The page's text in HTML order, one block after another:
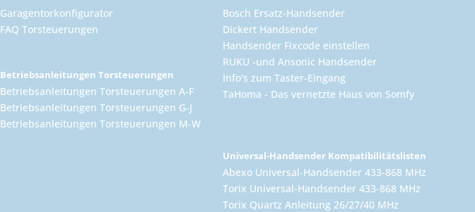
Garagentorkonfigurator
FAQ Torsteuerungen
Betriebsanleitungen Torsteuerungen
Betriebsanleitungen Torsteuerungen A-F
Betriebsanleitungen Torsteuerungen G-J
Betriebsanleitungen Torsteuerungen M-W
Bosch Ersatz-Handsender
Dickert Handsender
Handsender Fixcode einstellen
RUKU -und Ansonic Handsender
Info's zum Taster-Eingang
TaHoma - Das vernetzte Haus von Somfy
Universal-Handsender Kompatibilitätslisten
Abexo Universal-Handsender 433-868 MHz
Torix Universal-Handsender 433-868 MHz
Torix Quartz Anleitung 26/27/40 MHz